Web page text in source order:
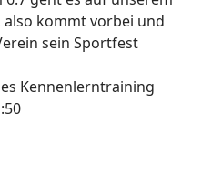
kommt vorbei und
sein Sportfest
Kennenlerntraining